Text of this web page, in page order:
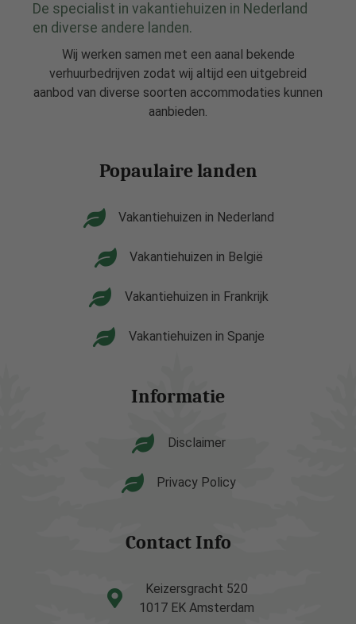
De specialist in vakantiehuizen in Nederland
en diverse andere landen.
Wij werken samen met een aanal bekende
verhuurbedrijven zodat wij altijd een uitgebreid
aanbod van diverse soorten accommodaties kunnen
aanbieden.
Popaulaire landen
Vakantiehuizen in Nederland
Vakantiehuizen in België
Vakantiehuizen in Frankrijk
Vakantiehuizen in Spanje
Informatie
Disclaimer
Privacy Policy
Contact Info
Keizersgracht 520
1017 EK Amsterdam